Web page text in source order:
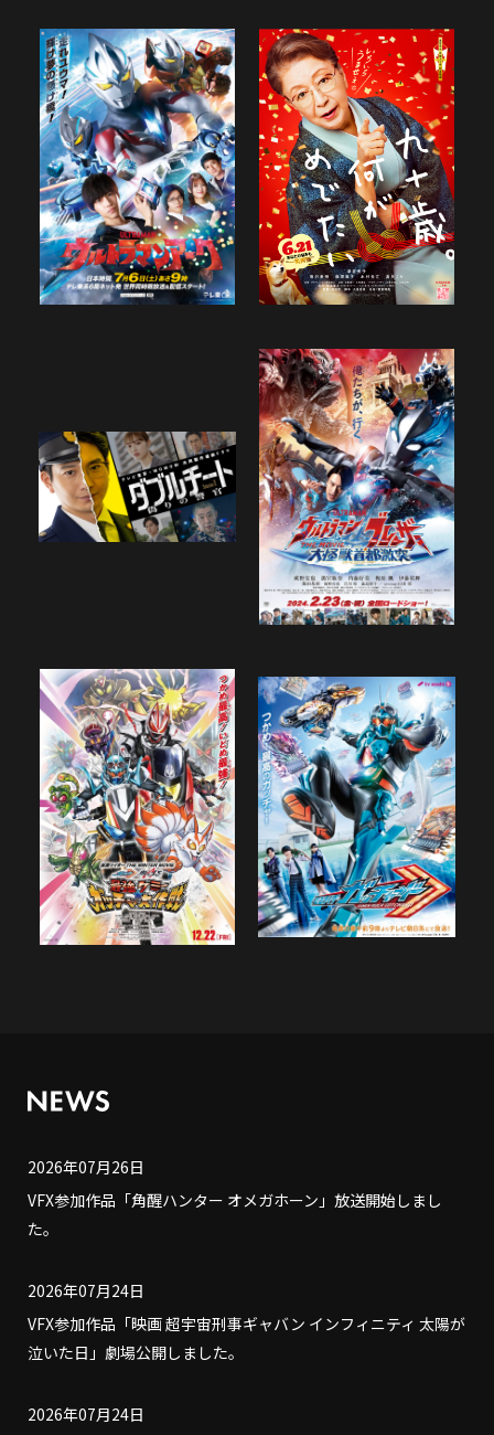
2026年07月26日
VFX参加作品「角醒ハンター オメガホーン」放送開始しまし
た。
2026年07月24日
VFX参加作品「映画 超宇宙刑事ギャバン インフィニティ 太陽が
泣いた日」劇場公開しました。
2026年07月24日